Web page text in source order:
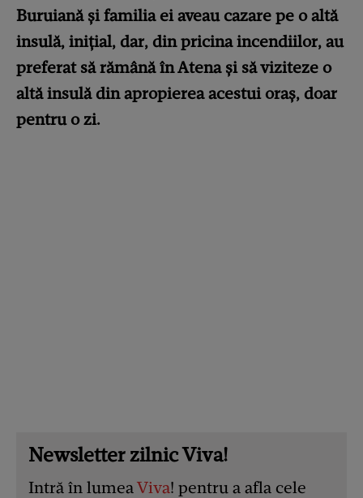
Buruiană și familia ei aveau cazare pe o altă
insulă, inițial, dar, din pricina incendiilor, au
preferat să rămână în Atena și să viziteze o
altă insulă din apropierea acestui oraș, doar
pentru o zi.
Newsletter zilnic Viva!
Intră în lumeaViva! pentru a afla cele